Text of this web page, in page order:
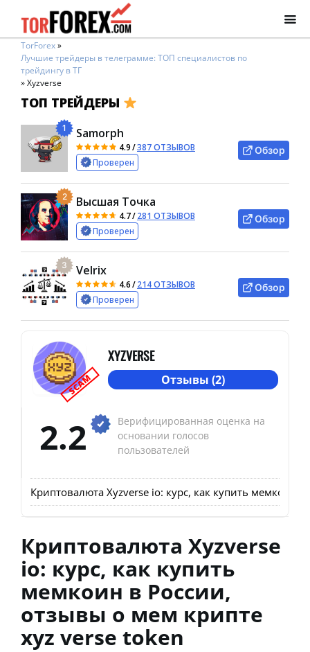
TorForex»
Лучшие трейдеры в телеграмме: ТОП специалистов по
трейдингу в ТГ
»Xyzverse
ТОП ТРЕЙДЕРЫ
1 Samorph
4.9/387 ОТЗЫВОВ
Проверен
Обзор
2 Высшая Точка
4.7/281 ОТЗЫВОВ
Проверен
Обзор
3 Velrix
4.6/214 ОТЗЫВОВ
Проверен
Обзор
SCAM
XYZVERSE
Отзывы (2)
2.2
Верифицированная оценка на
основании голосов
пользователей
Криптовалюта Xyzverse io: курс, как купить мемкоин
Криптовалюта Xyzverse
io: курс, как купить
мемкоин в России,
отзывы о мем крипте
xyz verse token